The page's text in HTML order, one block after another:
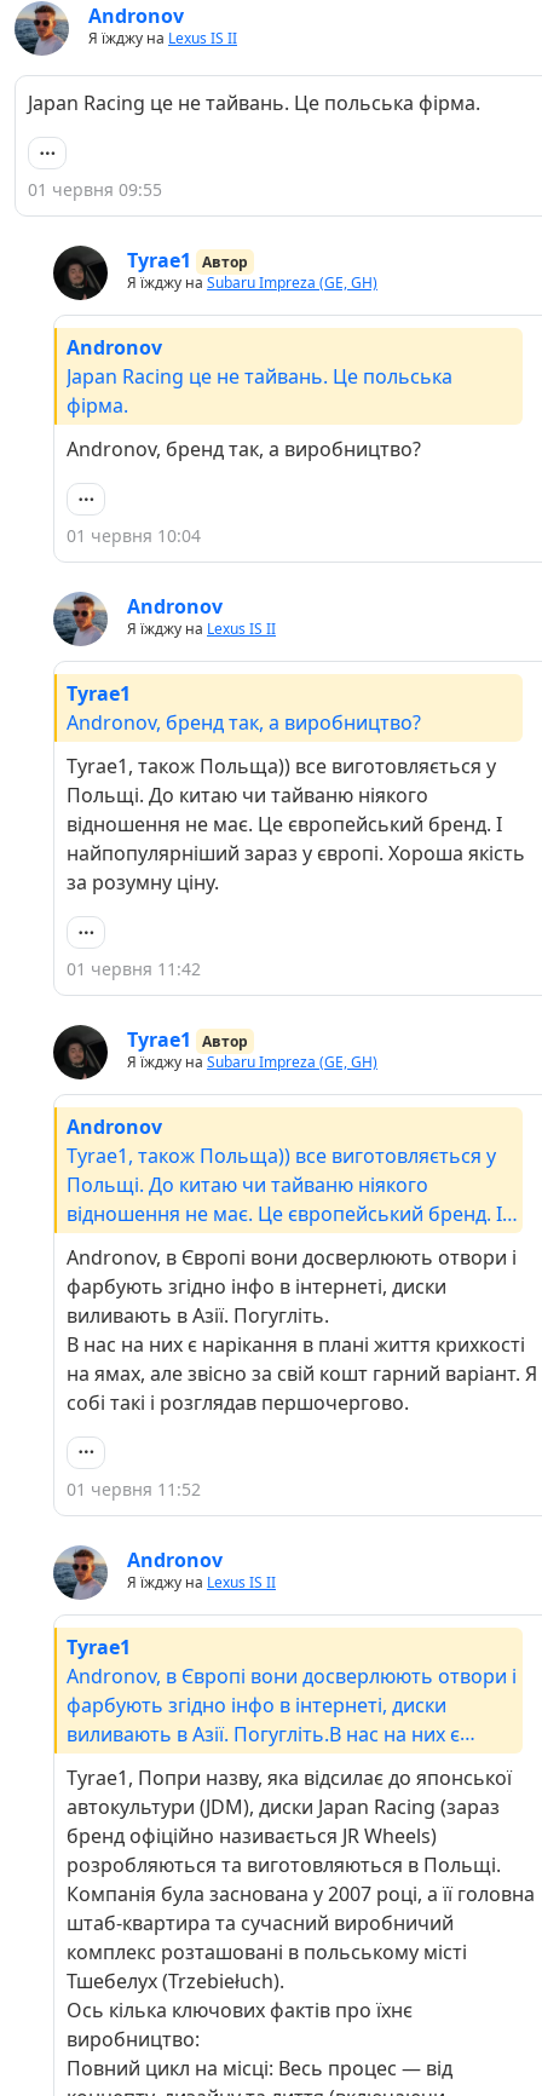
Andronov
Я їжджу на Lexus IS II
Japan Racing це не тайвань. Це польська фірма.
01 червня 09:55
Tyrae1
Автор
Я їжджу на Subaru Impreza (GE, GH)
Andronov
Japan Racing це не тайвань. Це польська
фірма.
Andronov, бренд так, а виробництво?
01 червня 10:04
Andronov
Я їжджу на Lexus IS II
Tyrae1
Andronov, бренд так, а виробництво?
Tyrae1, також Польща)) все виготовляється у
Польщі. До китаю чи тайваню ніякого
відношення не має. Це європейський бренд. І
найпопулярніший зараз у європі. Хороша якість
за розумну ціну.
01 червня 11:42
Tyrae1
Автор
Я їжджу на Subaru Impreza (GE, GH)
Andronov
Tyrae1, також Польща)) все виготовляється у
Польщі. До китаю чи тайваню ніякого
відношення не має. Це європейський бренд. І
найпопулярніший зараз у європі. Хороша
якість за розумну ціну.
Andronov, в Європі вони досверлюють отвори і
фарбують згідно інфо в інтернеті, диски
виливають в Азії. Погугліть.
В нас на них є нарікання в плані життя крихкості
на ямах, але звісно за свій кошт гарний варіант. Я
собі такі і розглядав першочергово.
01 червня 11:52
Andronov
Я їжджу на Lexus IS II
Tyrae1
Andronov, в Європі вони досверлюють отвори і
фарбують згідно інфо в інтернеті, диски
виливають в Азії. Погугліть.В нас на них є
нарікання в плані життя крихкості на ямах, але
звісно за свій кошт гарний варіант. Я собі такі і
розглядав першочергово.
Tyrae1, Попри назву, яка відсилає до японської
автокультури (JDM), диски Japan Racing (зараз
бренд офіційно називається JR Wheels)
розробляються та виготовляються в Польщі.
Компанія була заснована у 2007 році, а її головна
штаб-квартира та сучасний виробничий
комплекс розташовані в польському місті
Тшебелух (Trzebiełuch).
Ось кілька ключових фактів про їхнє
виробництво:
Повний цикл на місці: Весь процес — від